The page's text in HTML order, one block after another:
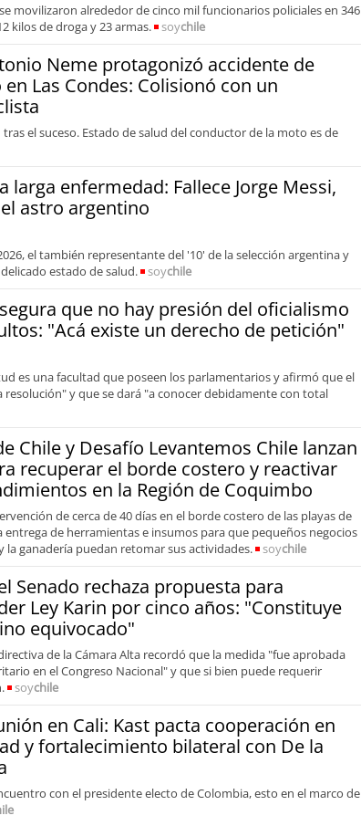
movilizaron alrededor de cinco mil funcionarios policiales en 346
kilos de droga y 23 armas.
soychile
Neme protagonizó accidente de
Las Condes: Colisionó con un
el suceso. Estado de salud del conductor de la moto es de
larga enfermedad: Fallece Jorge Messi,
astro argentino
el también representante del '10' de la selección argentina y
estado de salud.
soychile
que no hay presión del oficialismo
"Acá existe un derecho de petición"
es una facultad que poseen los parlamentarios y afirmó que el
y que se dará "a conocer debidamente con total
Chile y Desafío Levantemos Chile lanzan
recuperar el borde costero y reactivar
en la Región de Coquimbo
de cerca de 40 días en el borde costero de las playas de
entrega de herramientas e insumos para que pequeños negocios
ganadería puedan retomar sus actividades.
soychile
Senado rechaza propuesta para
Ley Karin por cinco años: "Constituye
equivocado"
de la Cámara Alta recordó que la medida "fue aprobada
en el Congreso Nacional" y que si bien puede requerir
soychile
en Cali: Kast pacta cooperación en
y fortalecimiento bilateral con De la
con el presidente electo de Colombia, esto en el marco de